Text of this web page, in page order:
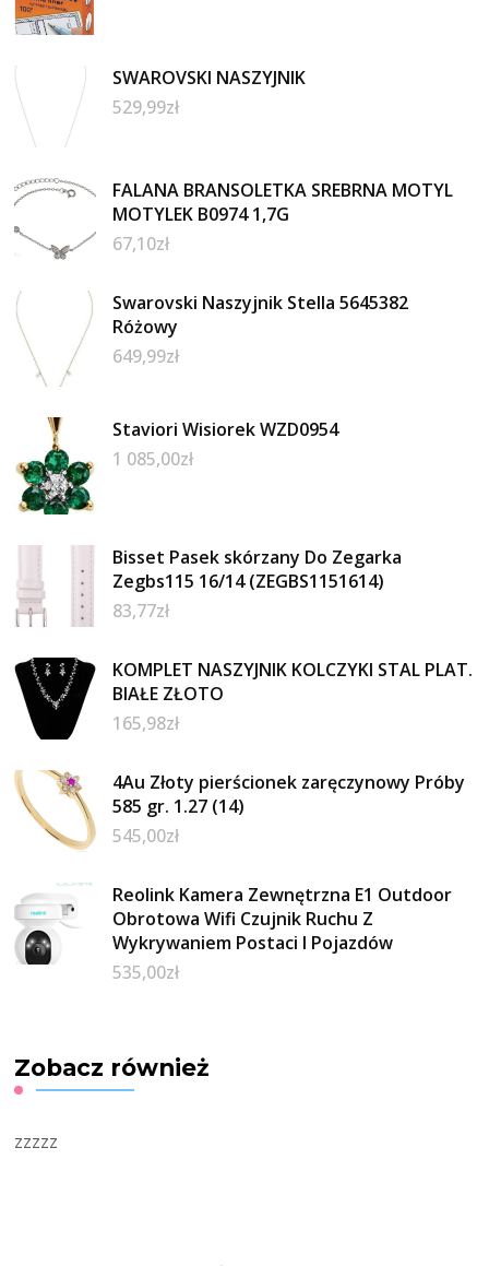
SWAROVSKI NASZYJNIK
529,99zł
FALANA BRANSOLETKA SREBRNA MOTYL
MOTYLEK B0974 1,7G
67,10zł
Swarovski Naszyjnik Stella 5645382
Różowy
649,99zł
Staviori Wisiorek WZD0954
1 085,00zł
Bisset Pasek skórzany Do Zegarka
Zegbs115 16/14 (ZEGBS1151614)
83,77zł
KOMPLET NASZYJNIK KOLCZYKI STAL PLAT.
BIAŁE ZŁOTO
165,98zł
4Au Złoty pierścionek zaręczynowy Próby
585 gr. 1.27 (14)
545,00zł
Reolink Kamera Zewnętrzna E1 Outdoor
Obrotowa Wifi Czujnik Ruchu Z
Wykrywaniem Postaci I Pojazdów
535,00zł
Zobacz również
zzzzz